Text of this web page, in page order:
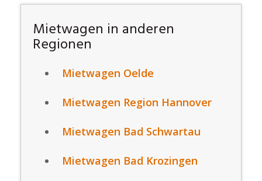
Mietwagen in anderen
Regionen
Mietwagen Oelde
Mietwagen Region Hannover
Mietwagen Bad Schwartau
Mietwagen Bad Krozingen